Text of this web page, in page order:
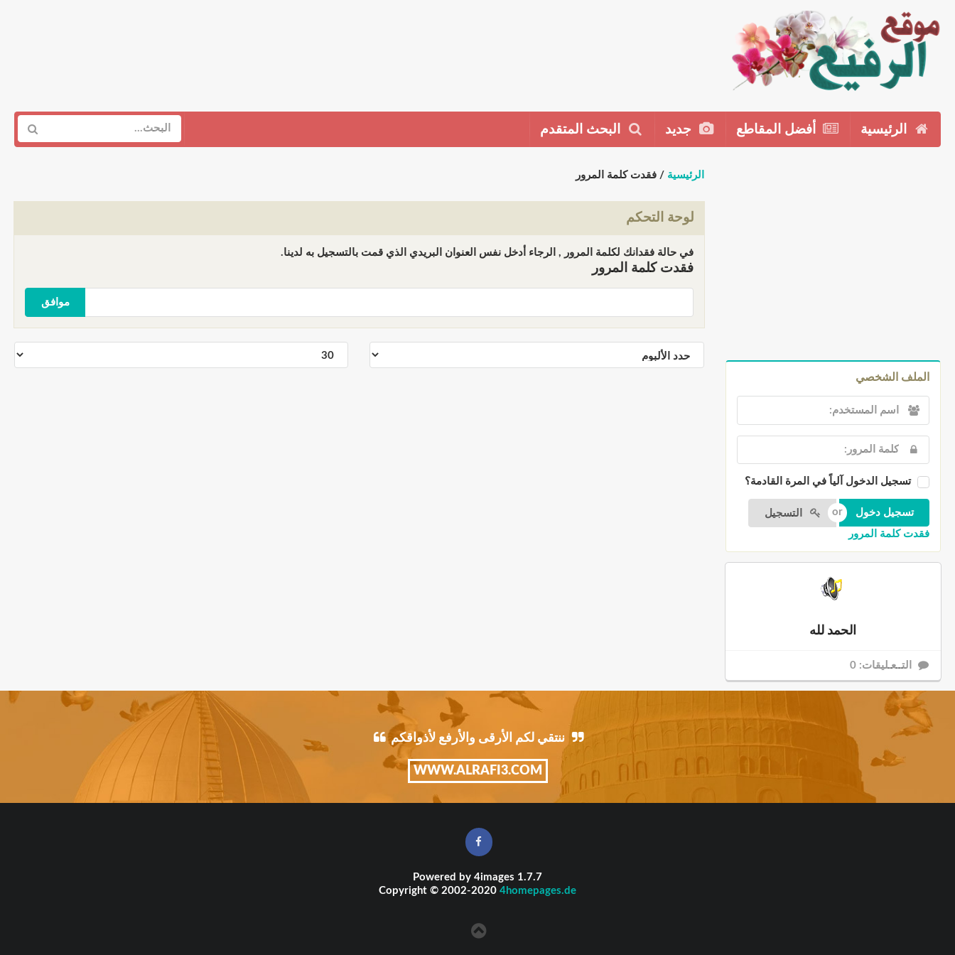
الرئيسية أفضل المقاطع جديد البحث المتقدم
الملف الشخصي
تسجيل الدخول آلياً في المرة القادمة؟
التسجيل
فقدت كلمة المرور
الحمد لله
التــعـليقات: 0
الرئيسية / فقدت كلمة المرور
لوحة التحكم
في حالة فقدانك لكلمة المرور , الرجاء أدخل نفس العنوان البريدي الذي قمت بالتسجيل به لدينا.
فقدت كلمة المرور
موافق
ننتقي لكم الأرقى والأرفع لأذواقكم
WWW.ALRAFI3.COM
Powered by 4images 1.7.7
Copyright © 2002-2020 4homepages.de